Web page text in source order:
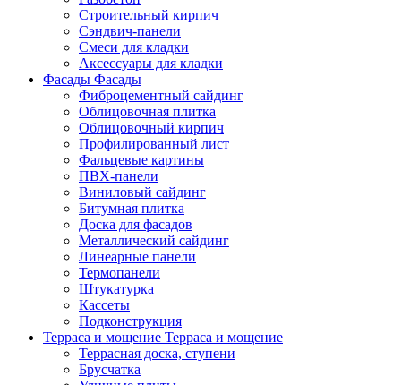
Строительный кирпич
Сэндвич-панели
Смеси для кладки
Аксессуары для кладки
Фасады Фасады
Фиброцементный сайдинг
Облицовочная плитка
Облицовочный кирпич
Профилированный лист
Фальцевые картины
ПВХ-панели
Виниловый сайдинг
Битумная плитка
Доска для фасадов
Металлический сайдинг
Линеарные панели
Термопанели
Штукатурка
Кассеты
Подконструкция
Терраса и мощение Терраса и мощение
Террасная доска, ступени
Брусчатка